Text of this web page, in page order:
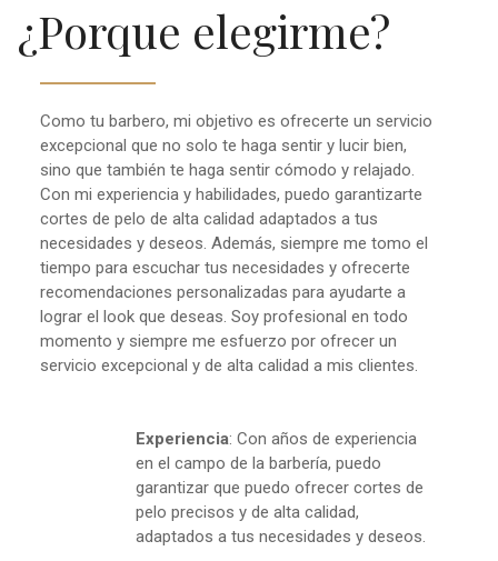
¿Porque elegirme?
Como tu barbero, mi objetivo es ofrecerte un servicio
excepcional que no solo te haga sentir y lucir bien,
sino que también te haga sentir cómodo y relajado.
Con mi experiencia y habilidades, puedo garantizarte
cortes de pelo de alta calidad adaptados a tus
necesidades y deseos. Además, siempre me tomo el
tiempo para escuchar tus necesidades y ofrecerte
recomendaciones personalizadas para ayudarte a
lograr el look que deseas. Soy profesional en todo
momento y siempre me esfuerzo por ofrecer un
servicio excepcional y de alta calidad a mis clientes.
Experiencia: Con años de experiencia
en el campo de la barbería, puedo
garantizar que puedo ofrecer cortes de
pelo precisos y de alta calidad,
adaptados a tus necesidades y deseos.